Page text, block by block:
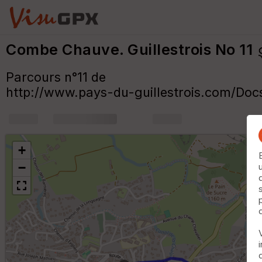
Combe Chauve. Guillestrois No 11
Parcours n°11 de
http://www.pays-du-guillestrois.com/
+
−